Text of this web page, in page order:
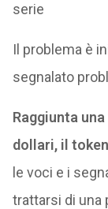
serie
Il problema è
segnalato
Raggiunta
dollari, il
le voci e i
trattarsi di una